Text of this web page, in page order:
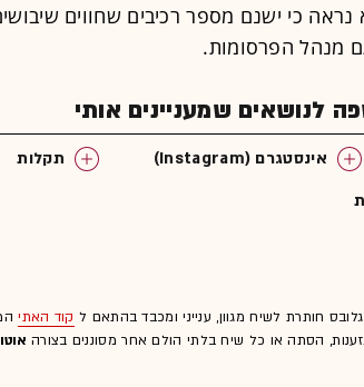
כי ישנם מספר רכיבים שחווים
מנהל הפרסומות.
לנושאים שמעניינים אותי
אינסטגרם (Instagram)
תקלות
חותרת לשיח מגוון, ענייני ומכבד בהתאם ל קוד האתי
גזענות, הסתה או כל שיח בלתי הולם אחר מסוננים בצורה